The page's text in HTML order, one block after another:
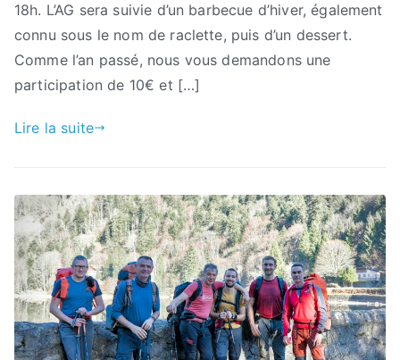
18h. L’AG sera suivie d’un barbecue d’hiver, également
connu sous le nom de raclette, puis d’un dessert.
Comme l’an passé, nous vous demandons une
participation de 10€ et […]
Lire la suite